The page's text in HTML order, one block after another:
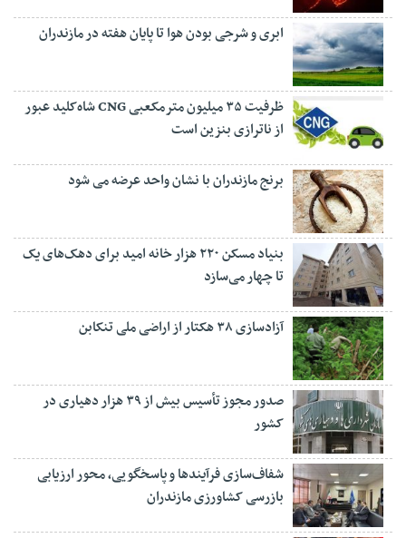
ابری و شرجی بودن هوا تا پایان هفته در مازندران
ظرفیت ۳۵ میلیون مترمکعبی CNG شاه‌کلید عبور
از ناترازی بنزین است
برنج مازندران با نشان واحد عرضه می شود
بنیاد مسکن ۲۲۰ هزار خانه امید برای دهک‌های یک
تا چهار می‌سازد
آزادسازی ۳۸ هکتار از اراضی ملی تنکابن
صدور مجوز تأسیس بیش از ۳۹ هزار دهیاری در
کشور
شفاف‌سازی فرآیند‌ها و پاسخگویی، محور ارزیابی
بازرسی کشاورزی مازندران